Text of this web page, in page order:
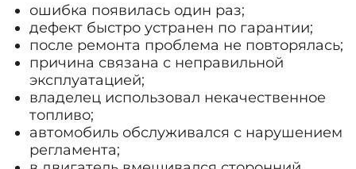
ошибка появилась один раз;
дефект быстро устранен по гарантии;
после ремонта проблема не повторялась;
причина связана с неправильной
эксплуатацией;
владелец использовал некачественное
топливо;
автомобиль обслуживался с нарушением
регламента;